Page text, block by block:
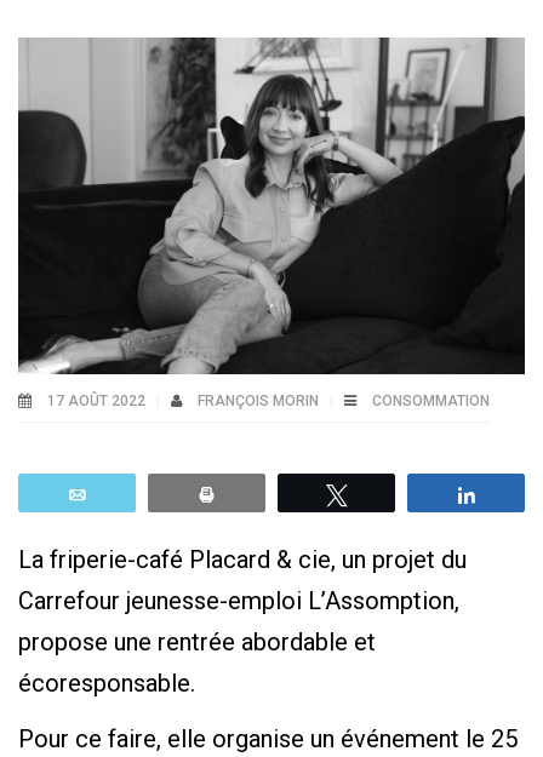
17 AOÛT 2022 FRANÇOIS MORIN CONSOMMATION
La friperie-café Placard & cie, un projet du
Carrefour jeunesse-emploi L’Assomption,
propose une rentrée abordable et
écoresponsable.
Pour ce faire, elle organise un événement le 25